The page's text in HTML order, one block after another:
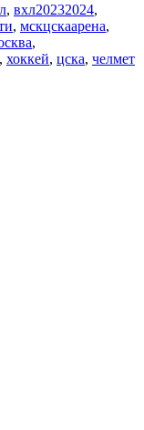
, вхл20232024,
, мскцскаарена,
,
, хоккей, цска, челмет